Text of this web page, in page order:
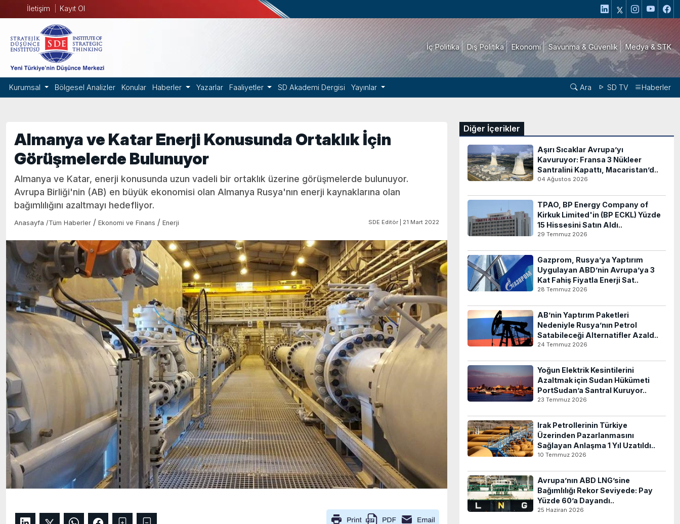
İletişim Kayıt Ol
İç Politika Dış Politika Ekonomi Savunma & Güvenlik Medya & STK
Kurumsal Bölgesel Analizler Konular Haberler Yazarlar Faaliyetler SD Akademi Dergisi Yayınlar Ara SD TV Haberler
Almanya ve Katar Enerji Konusunda Ortaklık İçin
Görüşmelerde Bulunuyor
Almanya ve Katar, enerji konusunda uzun vadeli bir ortaklık üzerine görüşmelerde bulunuyor.
Avrupa Birliği'nin (AB) en büyük ekonomisi olan Almanya Rusya'nın enerji kaynaklarına olan
bağımlılığını azaltmayı hedefliyor.
Anasayfa /Tüm Haberler / Ekonomi ve Finans / Enerji SDE Editör | 21 Mart 2022
Diğer İçerikler
Aşırı Sıcaklar Avrupa’yı
Kavuruyor: Fransa 3 Nükleer
Santralini Kapattı, Macaristan’d..
04 Ağustos 2026
TPAO, BP Energy Company of
Kirkuk Limited'in (BP ECKL) Yüzde
15 Hissesini Satın Aldı..
29 Temmuz 2026
Gazprom, Rusya’ya Yaptırım
Uygulayan ABD’nin Avrupa’ya 3
Kat Fahiş Fiyatla Enerji Sat..
28 Temmuz 2026
AB’nin Yaptırım Paketleri
Nedeniyle Rusya’nın Petrol
Satabileceği Alternatifler Azald..
24 Temmuz 2026
Yoğun Elektrik Kesintilerini
Azaltmak için Sudan Hükümeti
PortSudan’a Santral Kuruyor..
23 Temmuz 2026
Irak Petrollerinin Türkiye
Üzerinden Pazarlanmasını
Sağlayan Anlaşma 1 Yıl Uzatıldı..
10 Temmuz 2026
Avrupa’nın ABD LNG’sine
Bağımlılığı Rekor Seviyede: Pay
Yüzde 60’a Dayandı..
25 Haziran 2026